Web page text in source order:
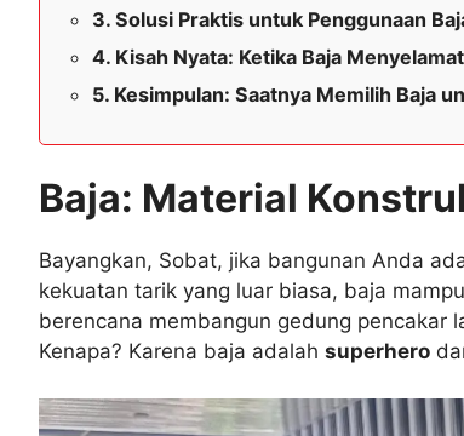
Solusi Praktis untuk Penggunaan
Kisah Nyata: Ketika Baja
Kesimpulan: Saatnya Memilih Baja
Baja: Material
Bayangkan, Sobat, jika bangunan Anda
kekuatan tarik yang luar biasa, baja
berencana membangun gedung pencakar
Kenapa? Karena baja adalah superhero